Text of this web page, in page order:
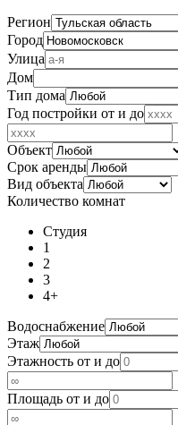
Регион
Город
Улица
Дом
Тип дома
Год постройки от и до
Объект
Срок аренды
Вид объекта
Количество комнат
Студия
1
2
3
4+
Водоснабжение
Этаж
Этажность от и до
Площадь от и до